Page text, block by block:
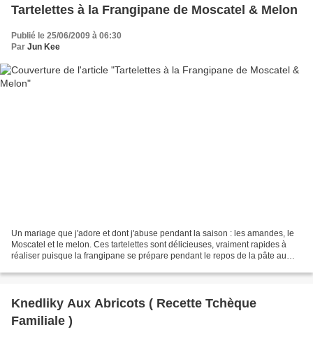
Tartelettes à la Frangipane de Moscatel & Melon
Publié le 25/06/2009 à 06:30
Par Jun Kee
Un mariage que j'adore et dont j'abuse pendant la saison : les amandes, le
Moscatel et le melon. Ces tartelettes sont délicieuses, vraiment rapides à
réaliser puisque la frangipane se prépare pendant le repos de la pâte au
Knedliky Aux Abricots ( Recette Tchèque
Familiale )